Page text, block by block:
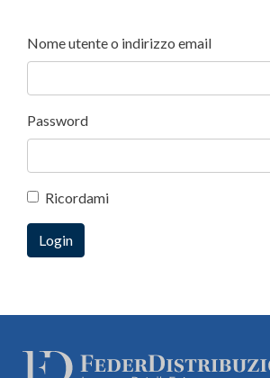
Nome utente o indirizzo email
Password
Ricordami